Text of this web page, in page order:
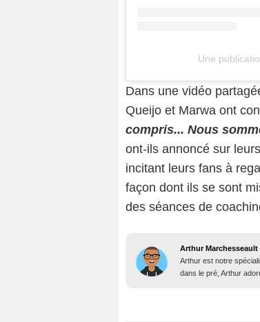
Une
Dans une vidéo
Queijo et Marwa ont
compris... Nous
ont-ils annoncé sur
incitant leurs fans à
façon dont ils se sont
des séances de
Arthur Marchesseault
Arthur est notre
dans le pré, Arthur